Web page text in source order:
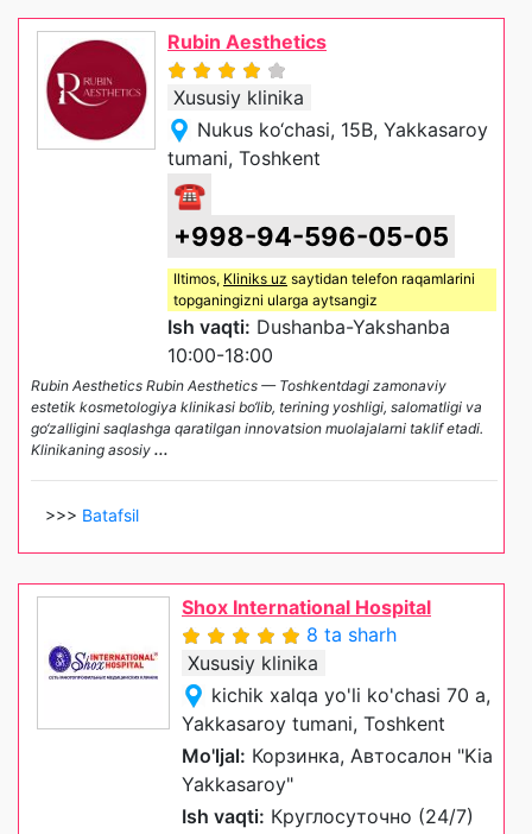
Rubin Aesthetics
Xususiy klinika
Nukus ko‘chasi, 15B, Yakkasaroy
tumani, Toshkent
☎
+998-94-596-05-05
Iltimos, Kliniks uz saytidan telefon raqamlarini
topganingizni ularga aytsangiz
Ish vaqti: Dushanba-Yakshanba
10:00-18:00
Rubin Aesthetics Rubin Aesthetics — Toshkentdagi zamonaviy
estetik kosmetologiya klinikasi bo‘lib, terining yoshligi, salomatligi va
go‘zalligini saqlashga qaratilgan innovatsion muolajalarni taklif etadi.
Klinikaning asosiy ...
>>> Batafsil
Shox International Hospital
8 ta sharh
Xususiy klinika
kichik xalqa yo'li ko'chasi 70 a,
Yakkasaroy tumani, Toshkent
Mo'ljal: Корзинка, Автосалон "Kia
Yakkasaroy"
Ish vaqti: Круглосуточно (24/7)